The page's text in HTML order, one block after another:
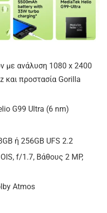
με ανάλυση 1080 x 2400
και προστασία Gorilla
G99 Ultra (6 nm)
ή 256GB UFS 2.2
f/1.7, Βάθους 2 MP,
Atmos